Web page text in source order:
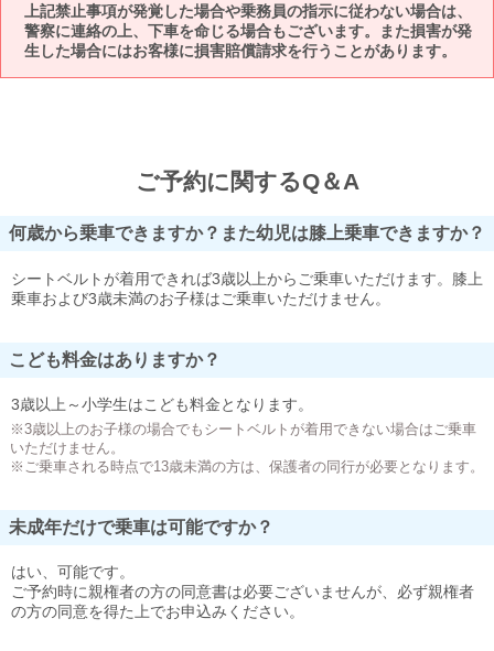
上記禁止事項が発覚した場合や乗務員の指示に従わない場合は、
警察に連絡の上、下車を命じる場合もございます。また損害が発
生した場合にはお客様に損害賠償請求を行うことがあります。
ご予約に関するQ＆A
何歳から乗車できますか？また幼児は膝上乗車できますか？
シートベルトが着用できれば3歳以上からご乗車いただけます。膝上
乗車および3歳未満のお子様はご乗車いただけません。
こども料金はありますか？
3歳以上～小学生はこども料金となります。
※3歳以上のお子様の場合でもシートベルトが着用できない場合はご乗車
いただけません。
※ご乗車される時点で13歳未満の方は、保護者の同行が必要となります。
未成年だけで乗車は可能ですか？
はい、可能です。
ご予約時に親権者の方の同意書は必要ございませんが、必ず親権者
の方の同意を得た上でお申込みください。